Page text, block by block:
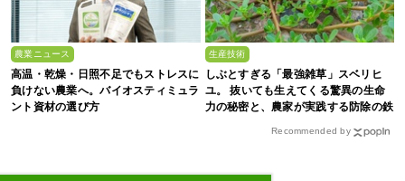
農業ニュース
高温・乾燥・日照不足でもストレスに
負けない農業へ。バイオスティミュラ
ント資材の選び方
生産技術
しぶとすぎる「最強雑草」スベリヒ
ユ。 抜いても生えてくる驚異の生命
力の秘密と、農家が実践する防除の鉄
Recommended by